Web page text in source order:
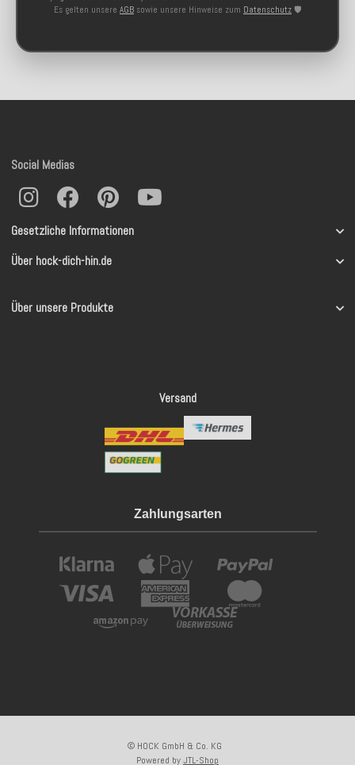
Es gelten unsere AGB sowie unsere Hinweise zum Datenschutz 🛡️
Gesetzliche Informationen
Über hock-dich-hin.de
Über unsere Produkte
Social Medias
Versand
Zahlungsarten
© HOCK GmbH & Co. KG
Powered byJTL-Shop